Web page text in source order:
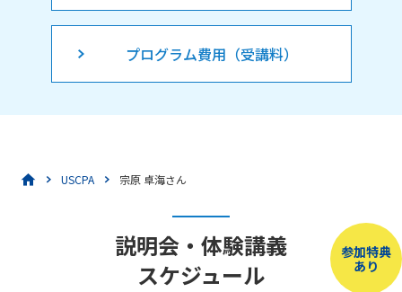
プログラム費用（受講料）
USCPA 宗原 卓海さん
参加特典
あり
説明会・体験講義
スケジュール